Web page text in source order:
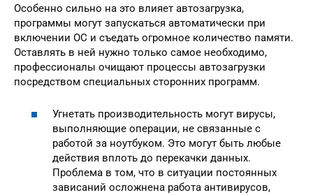
Особенно сильно на это влияет автозагрузка,
программы могут запускаться автоматически при
включении ОС и съедать огромное количество памяти.
Оставлять в ней нужно только самое необходимо,
профессионалы очищают процессы автозагрузки
посредством специальных сторонних программ.
Угнетать производительность могут вирусы,
выполняющие операции, не связанные с
работой за ноутбуком. Это могут быть любые
действия вплоть до перекачки данных.
Проблема в том, что в ситуации постоянных
зависаний осложнена работа антивирусов,